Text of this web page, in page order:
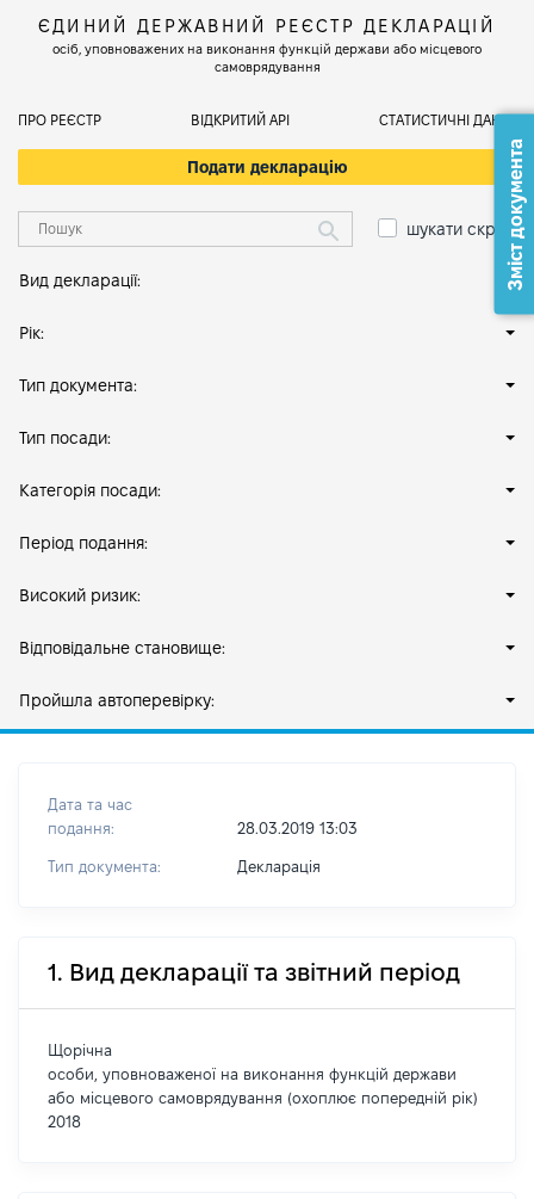
ЄДИНИЙ ДЕРЖАВНИЙ РЕЄСТР ДЕКЛАРАЦІЙ
осіб, уповноважених на виконання функцій держави або місцевого
самоврядування
ПРО РЕЄСТР ВІДКРИТИЙ АРІ СТАТИСТИЧНІ ДАНІ
Подати декларацію
шукати скрізь
Вид декларації:
Рік:
Тип документа:
Тип посади:
Категорія посади:
Період подання:
Високий ризик:
Відповідальне становище:
Пройшла автоперевірку:
Дата та час
подання:
28.03.2019 13:03
Тип документа: Декларація
1. Вид декларації та звітний період
Щорічна
особи, уповноваженої на виконання функцій держави
або місцевого самоврядування (охоплює попередній рік)
2018
Зміст документа